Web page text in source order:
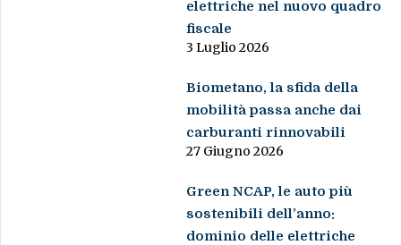
elettriche nel nuovo quadro
fiscale
3 Luglio 2026
Biometano, la sfida della
mobilità passa anche dai
carburanti rinnovabili
27 Giugno 2026
Green NCAP, le auto più
sostenibili dell’anno:
dominio delle elettriche